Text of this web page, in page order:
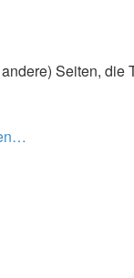
Seiten, die